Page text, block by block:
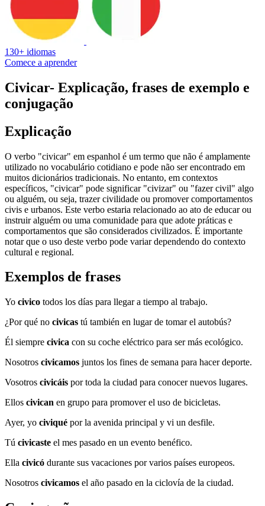
130+ idiomas
Comece a aprender
Civicar- Explicação, frases de exemplo e
conjugação
Explicação
O verbo "civicar" em espanhol é um termo que não é amplamente
utilizado no vocabulário cotidiano e pode não ser encontrado em
muitos dicionários tradicionais. No entanto, em contextos
específicos, "civicar" pode significar "civizar" ou "fazer civil" algo
ou alguém, ou seja, trazer civilidade ou promover comportamentos
civis e urbanos. Este verbo estaria relacionado ao ato de educar ou
instruir alguém ou uma comunidade para que adote práticas e
comportamentos que são considerados civilizados. É importante
notar que o uso deste verbo pode variar dependendo do contexto
cultural e regional.
Exemplos de frases
Yo civico todos los días para llegar a tiempo al trabajo.
¿Por qué no civicas tú también en lugar de tomar el autobús?
Él siempre civica con su coche eléctrico para ser más ecológico.
Nosotros civicamos juntos los fines de semana para hacer deporte.
Vosotros civicáis por toda la ciudad para conocer nuevos lugares.
Ellos civican en grupo para promover el uso de bicicletas.
Ayer, yo civiqué por la avenida principal y vi un desfile.
Tú civicaste el mes pasado en un evento benéfico.
Ella civicó durante sus vacaciones por varios países europeos.
Nosotros civicamos el año pasado en la ciclovía de la ciudad.